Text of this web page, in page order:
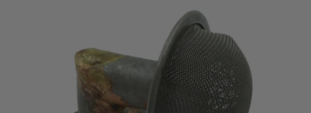
mediją 0 modalyje